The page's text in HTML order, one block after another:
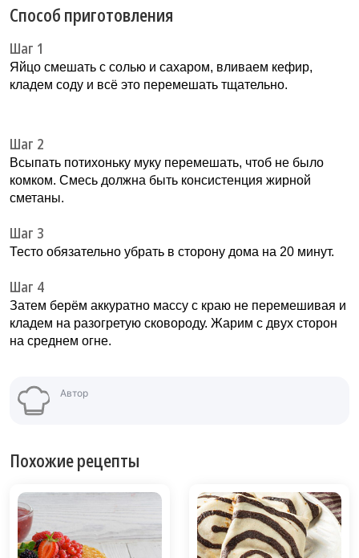
Способ приготовления
Шаг 1
Яйцо смешать с солью и сахаром, вливаем кефир,
кладем соду и всё это перемешать тщательно.
Шаг 2
Всыпать потихоньку муку перемешать, чтоб не было
комком. Смесь должна быть консистенция жирной
сметаны.
Шаг 3
Тесто обязательно убрать в сторону дома на 20 минут.
Шаг 4
Затем берём аккуратно массу с краю не перемешивая и
кладем на разогретую сковороду. Жарим с двух сторон
на среднем огне.
Автор
Похожие рецепты